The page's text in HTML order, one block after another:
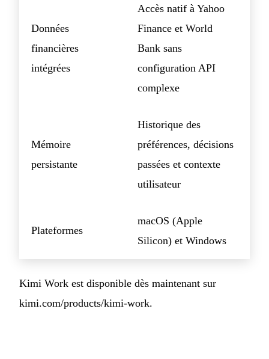
Données
financières
intégrées
Accès natif à Yahoo
Finance et World
Bank sans
configuration API
complexe
Mémoire
persistante
Historique des
préférences, décisions
passées et contexte
utilisateur
Plateformes
macOS (Apple
Silicon) et Windows
Kimi Work est disponible dès maintenant sur
kimi.com/products/kimi-work.